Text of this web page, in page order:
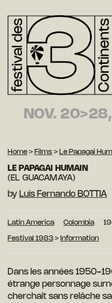
NOV.
Home > Films > Le Papagai
LE PAPAGAI HUMAIN
(EL GUACAMAYA)
by Luis Fernando BOTTIA
Latin America Colombia
Festival 1983 > Information
Dans les années 1950-
étrange personnage
cherchait sans relâche